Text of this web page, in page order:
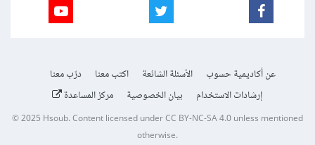
عن أكاديمية حسوب الأسئلة الشائعة اكتب معنا
درّب معنا
إرشادات الاستخدام
بيان الخصوصية مركز المساعدة
© 2025Hsoub.Content licensed underCC BY-NC-SA 4.0unless mentioned
otherwise.